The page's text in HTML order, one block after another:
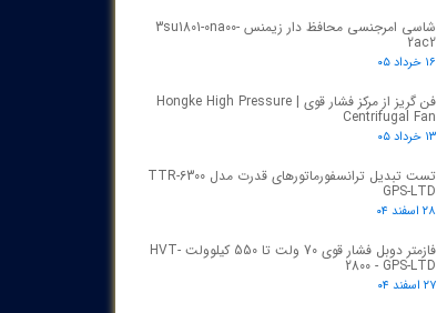
شاسی امرجنسی محافظ دار زیمنس 3su1801-0na00-
2ac2
۱۶ خرداد ۰۵
فن گریز از مرکز فشار قوی | Hongke High Pressure
Centrifugal Fan
۱۳ خرداد ۰۵
تست تبدیل ترانسفورماتورهای قدرت مدل TTR‑6300
GPS‑LTD
۲۸ اسفند ۰۴
فازمتر دوبل فشار قوی 70 ولت تا 550 کیلوولت HVT-
2800 - GPS-LTD
۲۷ اسفند ۰۴